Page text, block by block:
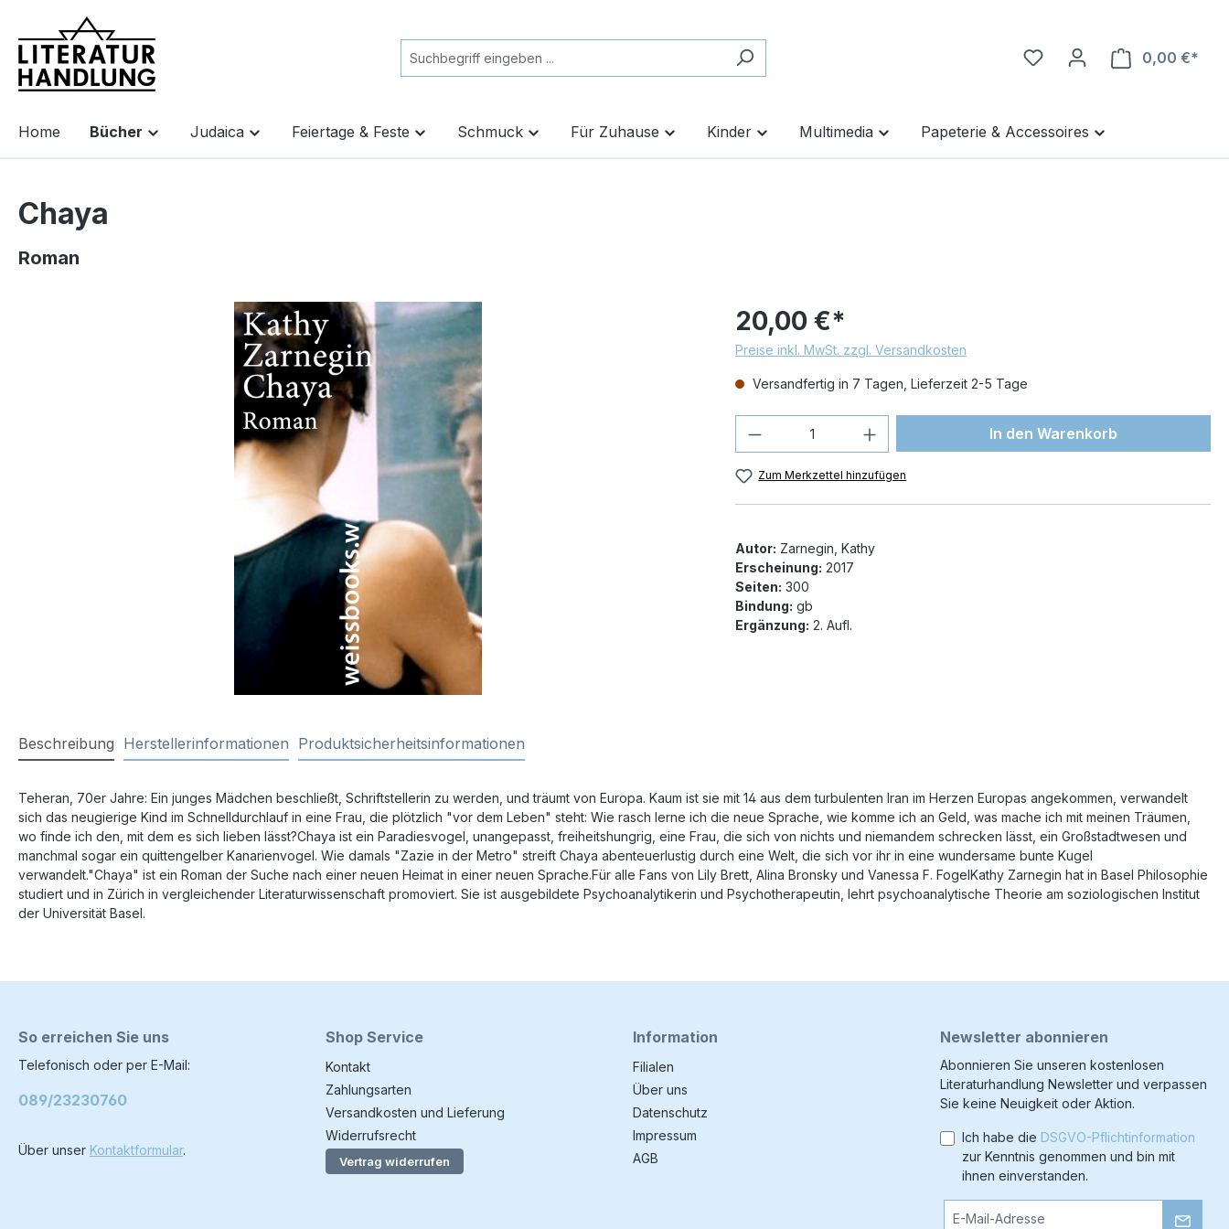
Zur Hauptnavigation springen
0,00 €*
Home Bücher Judaica Feiertage & Feste Schmuck Für Zuhause Kinder Multimedia Papeterie & Accessoires
Chaya
Roman
20,00 €*
Preise inkl. MwSt. zzgl. Versandkosten
Versandfertig in 7 Tagen, Lieferzeit 2-5 Tage
Produkt Anzahl: Gib den gewünschten Wert
In den Warenkorb
Zum Merkzettel hinzufügen
Autor: Zarnegin, Kathy
Erscheinung: 2017
Seiten: 300
Bindung: gb
Ergänzung: 2. Aufl.
Beschreibung Herstellerinformationen Produktsicherheitsinformationen
Teheran, 70er Jahre: Ein junges Mädchen beschließt, Schriftstellerin zu werden, und träumt von Europa. Kaum ist sie mit 14 aus dem turbulenten Iran im Herzen Europas angekommen, verwandelt
sich das neugierige Kind im Schnelldurchlauf in eine Frau, die plötzlich "vor dem Leben" steht: Wie rasch lerne ich die neue Sprache, wie komme ich an Geld, was mache ich mit meinen Träumen,
wo finde ich den, mit dem es sich lieben lässt?Chaya ist ein Paradiesvogel, unangepasst, freiheitshungrig, eine Frau, die sich von nichts und niemandem schrecken lässt, ein Großstadtwesen und
manchmal sogar ein quittengelber Kanarienvogel. Wie damals "Zazie in der Metro" streift Chaya abenteuerlustig durch eine Welt, die sich vor ihr in eine wundersame bunte Kugel
verwandelt."Chaya" ist ein Roman der Suche nach einer neuen Heimat in einer neuen Sprache.Für alle Fans von Lily Brett, Alina Bronsky und Vanessa F. FogelKathy Zarnegin hat in Basel Philosophie
studiert und in Zürich in vergleichender Literaturwissenschaft promoviert. Sie ist ausgebildete Psychoanalytikerin und Psychotherapeutin, lehrt psychoanalytische Theorie am soziologischen Institut
der Universität Basel.
So erreichen Sie uns
Telefonisch oder per E-Mail:
089/23230760
Über unser Kontaktformular.
Shop Service
Kontakt
Zahlungsarten
Versandkosten und Lieferung
Widerrufsrecht
Vertrag widerrufen
Information
Filialen
Über uns
Datenschutz
Impressum
AGB
Newsletter abonnieren
Abonnieren Sie unseren kostenlosen
Literaturhandlung Newsletter und verpassen
Sie keine Neuigkeit oder Aktion.
Ich habe die DSGVO-Pflichtinformation
zur Kenntnis genommen und bin mit
ihnen einverstanden.